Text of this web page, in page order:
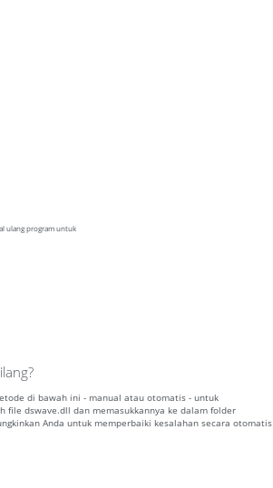
ulang program untuk
di bawah ini - manual atau otomatis - untuk
file dswave.dll dan memasukkannya ke dalam folder
Anda untuk memperbaiki kesalahan secara otomatis